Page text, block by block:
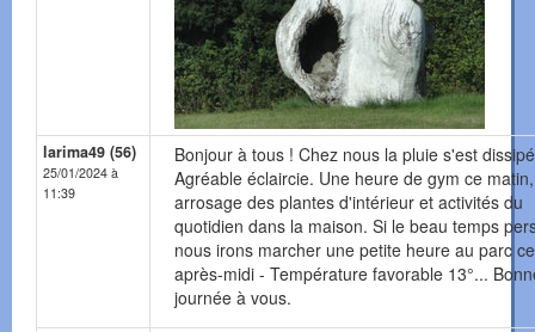
larima49 (56)
25/01/2024 à
11:39
Bonjour à tous ! Chez nous la pluie s'est
Agréable éclaircie. Une heure de gym ce matin,
arrosage des plantes d'intérieur et activités du
quotidien dans la maison. Si le beau temps
nous irons marcher une petite heure au parc
après-midi - Température favorable 13°...
journée à vous.